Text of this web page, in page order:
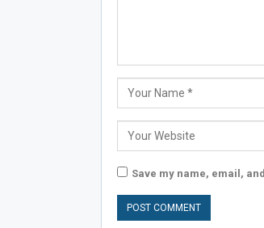
Save my name, email,